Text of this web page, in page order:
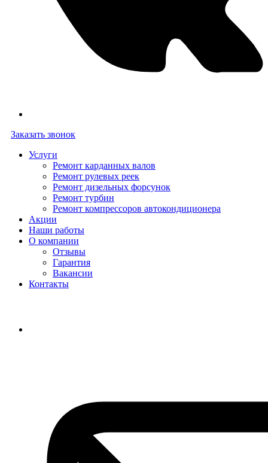
Заказать звонок
Услуги
Ремонт карданных валов
Ремонт рулевых реек
Ремонт дизельных форсунок
Ремонт турбин
Ремонт компрессоров автокондиционера
Акции
Наши работы
О компании
Отзывы
Гарантия
Вакансии
Контакты